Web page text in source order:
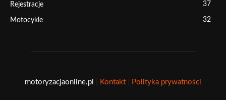
Rejestracje 37
Motocykle 32
motoryzacjaonline.pl Kontakt Polityka prywatności